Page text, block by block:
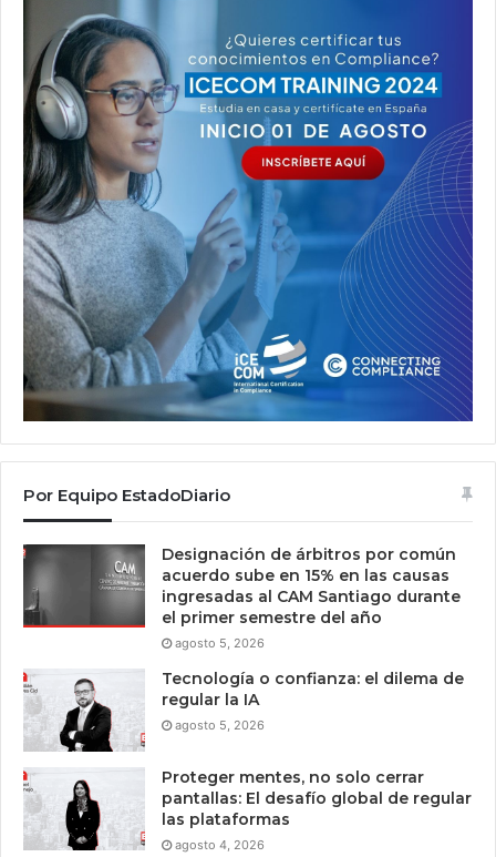
Por Equipo EstadoDiario
Designación de árbitros por común
acuerdo sube en 15% en las causas
ingresadas al CAM Santiago durante
el primer semestre del año
agosto 5, 2026
Tecnología o confianza: el dilema de
regular la IA
agosto 5, 2026
Proteger mentes, no solo cerrar
pantallas: El desafío global de regular
las plataformas
agosto 4, 2026